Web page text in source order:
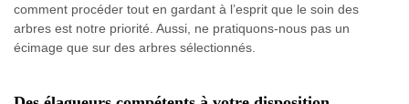
comment procéder tout en gardant à l’esprit que le soin des
arbres est notre priorité. Aussi, ne pratiquons-nous pas un
écimage que sur des arbres sélectionnés.